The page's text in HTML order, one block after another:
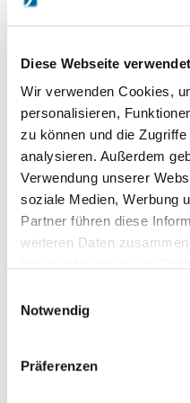
Diese Webseite
Wir verwenden Cookies,
personalisieren,
zu können und die
analysieren. Außerdem
Verwendung unserer
soziale Medien, Werbung
Partner führen diese
weiteren Daten
Notwendig
Präferenzen
individuell. Alternativ
Produktdetails:
- Verzinkte Stahlrohr-
Schrauben
- Ringdurchmesser innen
- Wandabstand 65 cm
- Lieferung ohne Ball
Endlich Ordnung im